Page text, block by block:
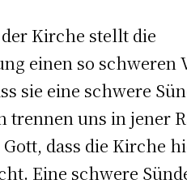
Kirche stellt die
einen so schweren
sie eine schwere
trennen uns in jener
dass die Kirche
Eine schwere